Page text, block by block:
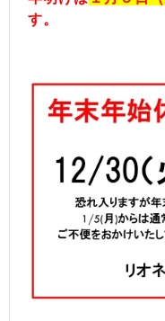
す。